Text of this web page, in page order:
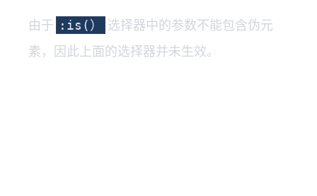
由于 :is(）
选择器中的参数不能包含伪元
素，因此上面的选择器并未生效。